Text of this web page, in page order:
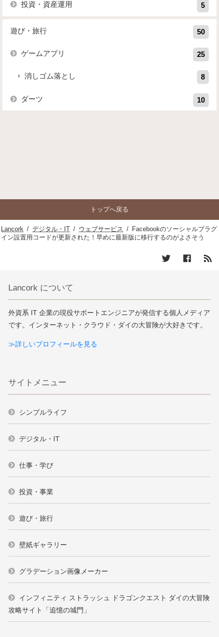
投資・資産運用 5
遊び・旅行 50
ゲームアプリ 25
消しゴム落とし 8
ダーツ 10
トップへ戻る
Lancork / デジタル・IT / ウェブサービス /
Facebookのソーシャルプラグ
イン設置用コードが更新された！早めに最新版に移行するのがよさそう
Lancork について
外資系 IT 企業の現役サポートエンジニアが発信する個人メディア
です。インターネット・クラウド・ダイの大冒険が大好きです。
≫詳しいプロフィールを見る
サイトメニュー
シンプルライフ
デジタル・IT
仕事・学び
投資・事業
遊び・旅行
壁紙ギャラリー
グラデーション画像メーカー
インフィニティ ストラッシュ ドラゴンクエスト ダイの大冒険
攻略サイト「追憶の城門」